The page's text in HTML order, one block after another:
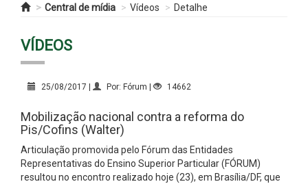
Central de mídia Vídeos Detalhe
VÍDEOS
25/08/2017 | Por: Fórum | 14662
Mobilização nacional contra a reforma do
Pis/Cofins (Walter)
Articulação promovida pelo Fórum das Entidades
Representativas do Ensino Superior Particular (FÓRUM)
resultou no encontro realizado hoje (23), em Brasília/DF, que